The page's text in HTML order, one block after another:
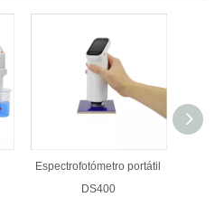
Espectrofotómetro portátil
DS400